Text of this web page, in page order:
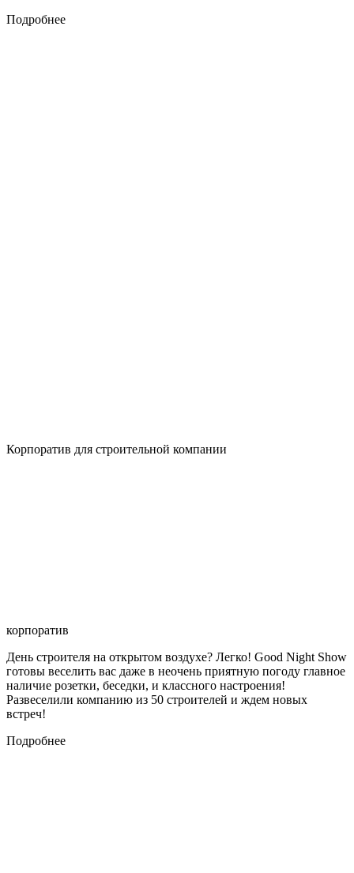
Подробнее
Корпоратив для строительной компании
корпоратив
День строителя на открытом воздухе? Легко! Good Night Show
готовы веселить вас даже в неочень приятную погоду главное
наличие розетки, беседки, и классного настроения!
Развеселили компанию из 50 строителей и ждем новых
встреч!
Подробнее